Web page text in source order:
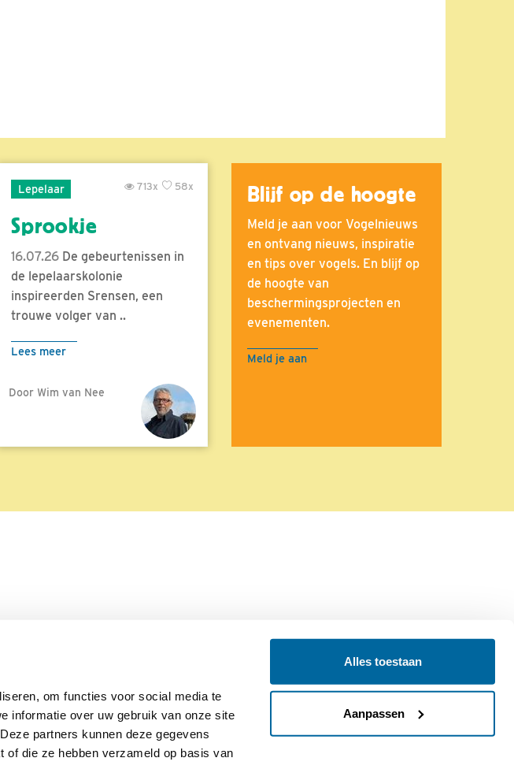
om functies voor social media te
informatie over uw gebruik van onze site
partners kunnen deze gegevens
of die ze hebben verzameld op basis van
Alles toestaan
Aanpassen
Lepelaar 58x
713x
Sprookje
16.07.26 De gebeurtenissen in
de lepelaarskolonie
inspireerden Srensen, een
trouwe volger van ..
Lees meer
Door Wim van Nee
Blijf op de hoogte
Meld je aan voor Vogelnieuws
en ontvang nieuws, inspiratie
en tips over vogels. En blijf op
de hoogte van
beschermingsprojecten en
evenementen.
Meld je aan
Colofon